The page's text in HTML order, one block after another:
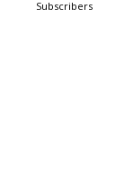
Subscribers